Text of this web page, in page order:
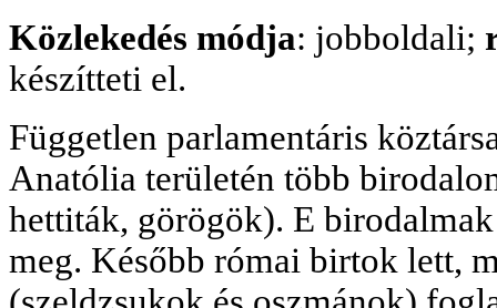
Közlekedés módja: jobboldali;
készítteti el.
Független parlamentáris
Anatólia területén több
hettiták, görögök). E
meg. Később római birtok lett,